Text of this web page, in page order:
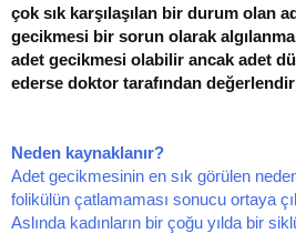
çok sık karşılaşılan bir durum olan
gecikmesi bir sorun olarak
adet gecikmesi olabilir ancak adet
ederse doktor tarafından
Neden kaynaklanır?
Adet gecikmesinin en sık görülen
folikülün çatlamaması sonucu ortaya
Aslında kadınların bir çoğu yılda bir